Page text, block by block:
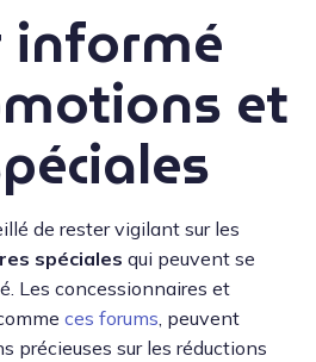
informé
et
de rester vigilant sur les
spéciales qui peuvent se
Les concessionnaires et
ces forums, peuvent
précieuses sur les réductions